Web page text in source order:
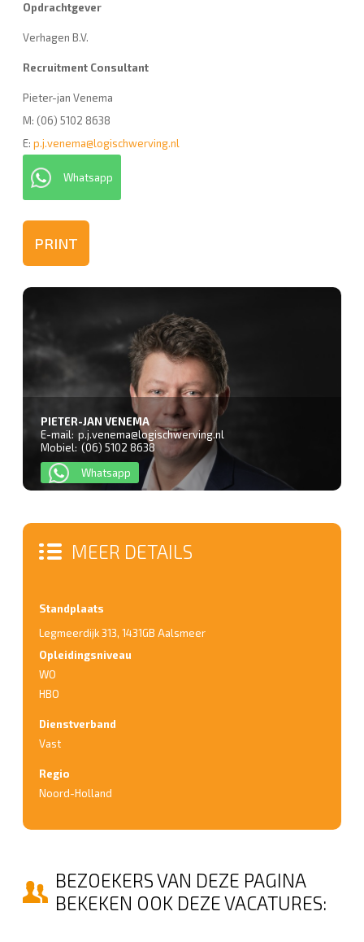
Opdrachtgever
Verhagen B.V.
Recruitment Consultant
Pieter-jan Venema
M: (06) 5102 8638
E: p.j.venema@logischwerving.nl
Whatsapp
PIETER-JAN VENEMA
E-mail: p.j.venema@logischwerving.nl
Mobiel: (06) 5102 8638
Whatsapp
MEER DETAILS
Standplaats
Legmeerdijk 313, 1431GB Aalsmeer
Opleidingsniveau
WO
HBO
Dienstverband
Vast
Regio
Noord-Holland
BEZOEKERS VAN DEZE PAGINA
BEKEKEN OOK DEZE VACATURES: